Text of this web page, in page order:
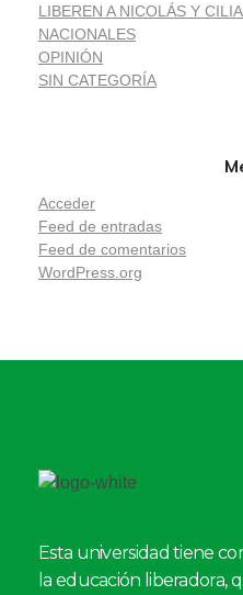
LIBEREN A NICOLÁS Y CILIA.
NACIONALES
OPINIÓN
SIN CATEGORÍA
Acceder
Feed de entradas
Feed de comentarios
WordPress.org
Esta universidad tiene
la educación liberadora,